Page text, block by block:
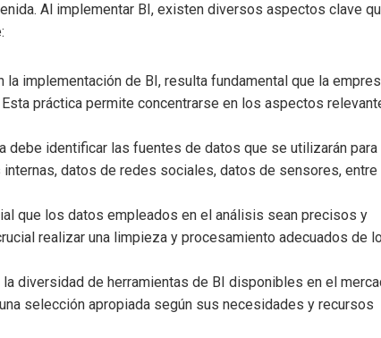
Al implementar BI, existen diversos aspectos clave
la implementación de BI, resulta fundamental que la
práctica permite concentrarse en los aspectos
debe identificar las fuentes de datos que se utilizarán para
datos de redes sociales, datos de sensores, entre
que los datos empleados en el análisis sean precisos y
realizar una limpieza y procesamiento adecuados de
la diversidad de herramientas de BI disponibles en el
selección apropiada según sus necesidades y recursos